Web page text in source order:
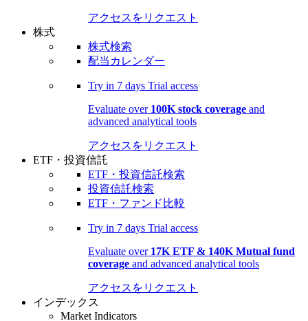
アクセスをリクエスト
株式
株式検索
配当カレンダー
Try in 7 days Trial access
Evaluate over 100K stock coverage and
advanced analytical tools
アクセスをリクエスト
ETF・投資信託
ETF・投資信託検索
投資信託検索
ETF・ファンド比較
Try in 7 days Trial access
Evaluate over 17K ETF & 140K Mutual fund
coverage and advanced analytical tools
アクセスをリクエスト
インデックス
Market Indicators